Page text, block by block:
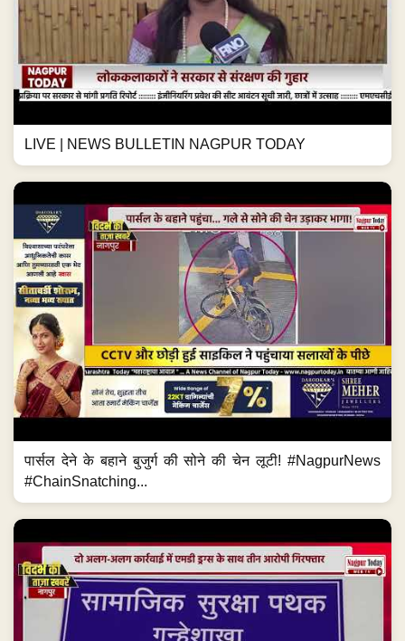
LIVE | NEWS BULLETIN NAGPUR TODAY
पार्सल देने के बहाने बुजुर्ग की सोने की चेन लूटी! #NagpurNews
#ChainSnatching...